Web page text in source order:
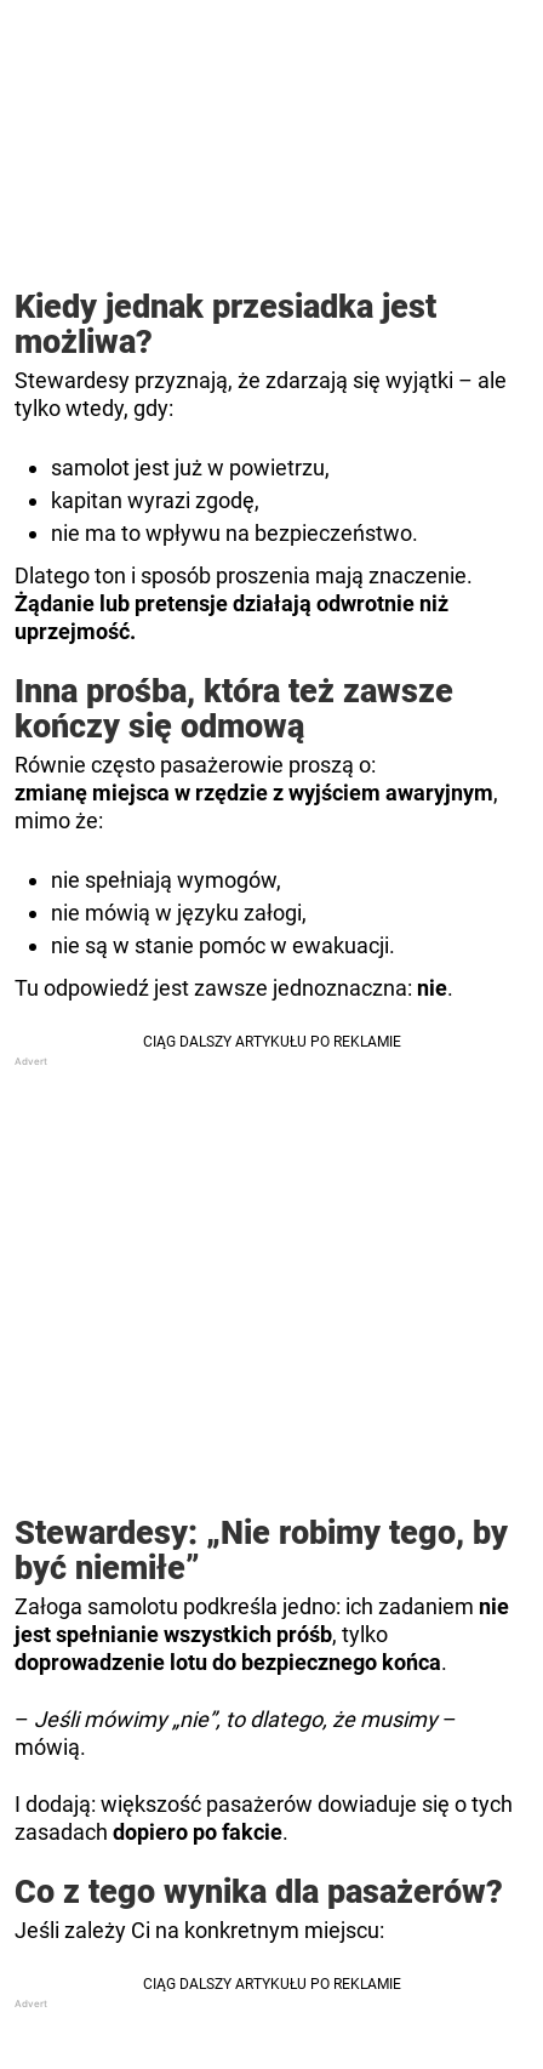
Kiedy jednak przesiadka jest
możliwa?
Stewardesy przyznają, że zdarzają się wyjątki – ale
tylko wtedy, gdy:
samolot jest już w powietrzu,
kapitan wyrazi zgodę,
nie ma to wpływu na bezpieczeństwo.
Dlatego ton i sposób proszenia mają znaczenie.
Żądanie lub pretensje działają odwrotnie niż
uprzejmość.
Inna prośba, która też zawsze
kończy się odmową
Równie często pasażerowie proszą o:
zmianę miejsca w rzędzie z wyjściem awaryjnym,
mimo że:
nie spełniają wymogów,
nie mówią w języku załogi,
nie są w stanie pomóc w ewakuacji.
Tu odpowiedź jest zawsze jednoznaczna: nie.
Stewardesy: „Nie robimy tego, by
być niemiłe”
Załoga samolotu podkreśla jedno: ich zadaniem nie
jest spełnianie wszystkich próśb, tylko
doprowadzenie lotu do bezpiecznego końca.
– Jeśli mówimy „nie”, to dlatego, że musimy–
mówią.
I dodają: większość pasażerów dowiaduje się o tych
zasadach dopiero po fakcie.
Co z tego wynika dla pasażerów?
Jeśli zależy Ci na konkretnym miejscu: